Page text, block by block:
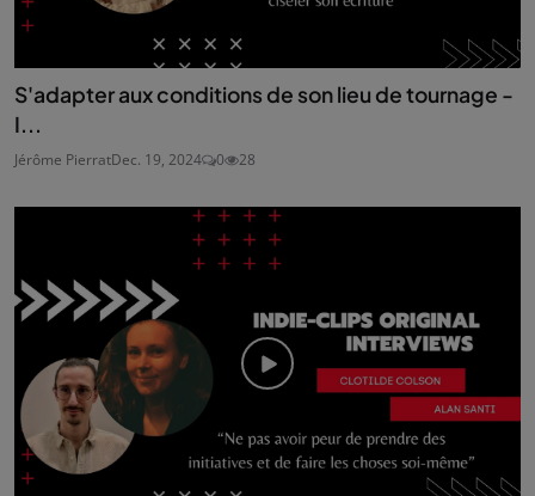
S'adapter aux conditions de son lieu de tournage -
I...
Jérôme PierratDec. 19, 2024 0 28